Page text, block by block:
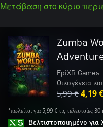
Μετάβαση στο κύριο
Zumba
EpiXR Games
Οικογένεια
5,99 €4,19 €
*πωλείται για 5,99 € τις τελευταίες 30
Βελτιστοποιημένο